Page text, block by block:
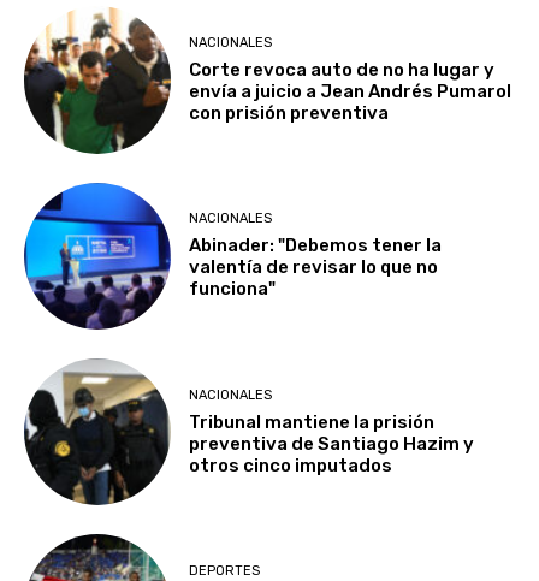
NACIONALES
Corte revoca auto de no ha lugar y
envía a juicio a Jean Andrés Pumarol
con prisión preventiva
NACIONALES
Abinader: "Debemos tener la
valentía de revisar lo que no
funciona"
NACIONALES
Tribunal mantiene la prisión
preventiva de Santiago Hazim y
otros cinco imputados
DEPORTES